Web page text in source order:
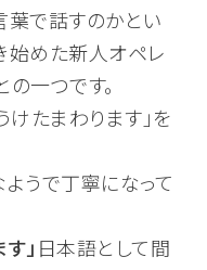
葉で話すのかとい
始めた新人オペレ
一つです。
けたまわります」を
うで丁寧になって
」 日本語として間